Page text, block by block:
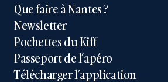
Que faire à Nantes ?
Newsletter
Pochettes du Kiff
Passeport de l’apéro
Télécharger l’application